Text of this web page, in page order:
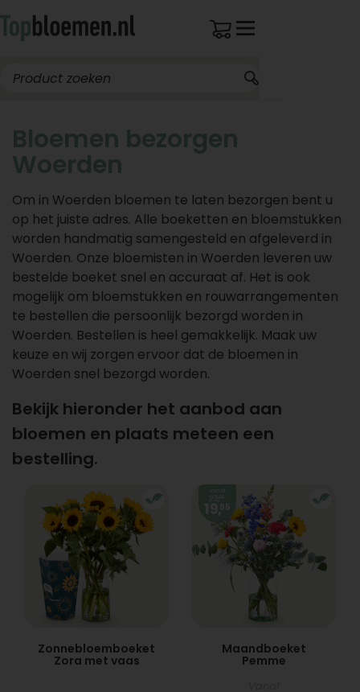
Bloemen bezorgen
Woerden
Om in Woerden bloemen te laten bezorgen bent u
op het juiste adres. Alle boeketten en bloemstukken
worden handmatig samengesteld en afgeleverd in
Woerden. Onze bloemisten in Woerden leveren uw
bestelde boeket snel en accuraat af. Het is ook
mogelijk om bloemstukken en rouwarrangementen
te bestellen die persoonlijk bezorgd worden in
Woerden. Bestellen is heel gemakkelijk. Maak uw
keuze en wij zorgen ervoor dat de bloemen in
Woerden snel bezorgd worden.
Bekijk hieronder het aanbod aan
bloemen en plaats meteen een
bestelling.
Zonnebloemboeket
Zora met vaas
Maandboeket
Pemme